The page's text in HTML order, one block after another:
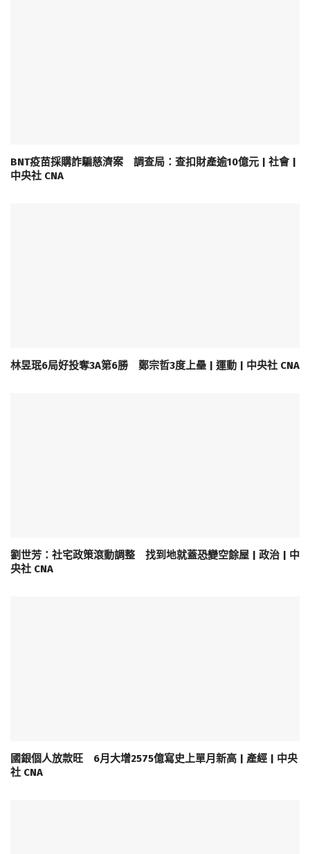
BNT疫苗採購詐騙慈濟案 調查局：查扣財產逾10億元 | 社會 |
中央社 CNA
林昱珉6局好投奪3A第6勝 鄭宗哲3度上壘 | 運動 | 中央社 CNA
劉世芳：社宅政策滾動調整 找到地就蓋恐變空餘屋 | 政治 | 中
央社 CNA
國銀個人放款旺 6月大增2575億寫史上單月新高 | 產經 | 中央
社 CNA